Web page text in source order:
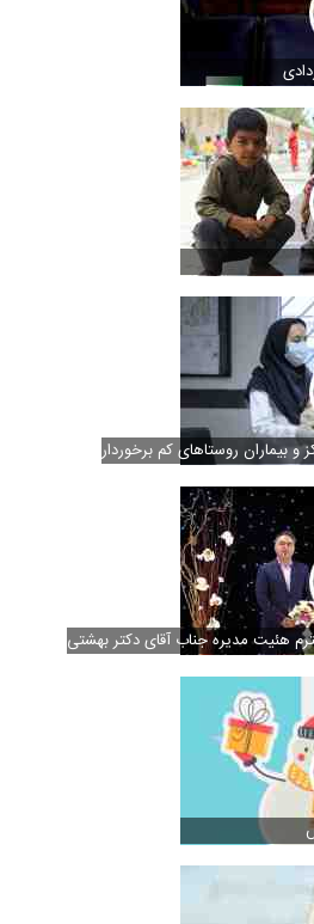
بیماران روستاهای کم برخوردار
هئیت مدیره جناب آقای دکتر بهشتی